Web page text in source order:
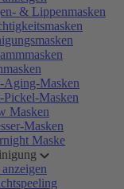
& Lippenmasken
Aging-Masken
Masken
Masken
Masken
Maske